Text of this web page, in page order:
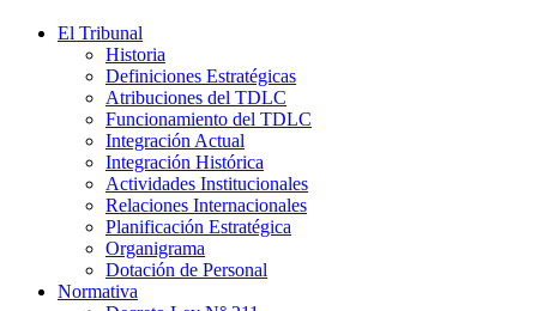
El Tribunal
Historia
Definiciones Estratégicas
Atribuciones del TDLC
Funcionamiento del TDLC
Integración Actual
Integración Histórica
Actividades Institucionales
Relaciones Internacionales
Planificación Estratégica
Organigrama
Dotación de Personal
Normativa